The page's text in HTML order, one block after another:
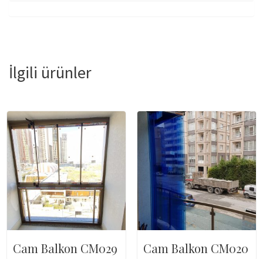
İlgili ürünler
Cam Balkon CM029 Cam Balkon CM020